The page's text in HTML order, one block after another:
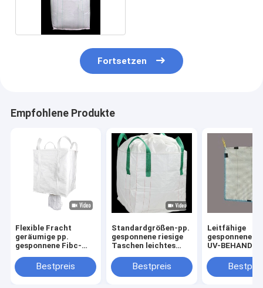
Fortsetzen
Empfohlene Produkte
Flexible Fracht
geräumige pp.
gesponnene Fibc-
materielle hohe
Massenhaltbarkeit
Bestpreis
Standardgrößen-pp.
gesponnene riesige
Taschen leichtes
160-230GSM
Bestpreis
Leitfähige
gesponnene
UV-
ein